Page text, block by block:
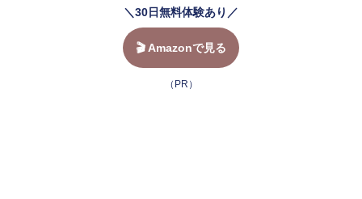
＼30日無料体験あり／
🎬 Amazonで見る
（PR）